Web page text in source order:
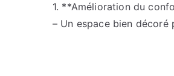
1. **Amélioration du
– Un espace bien